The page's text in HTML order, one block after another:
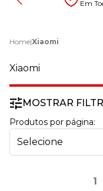
Em
Home|Xiaomi
Xiaomi
MOSTRAR
Produtos por página:
1